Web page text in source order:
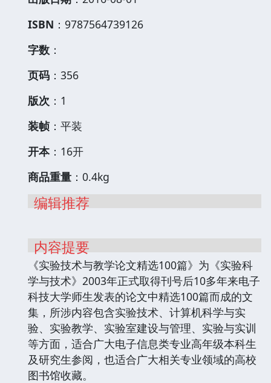
ISBN ：9787564739126
字数 ：
页码 ：356
版次 ：1
装帧 ：平装
开本：16开
商品重量 ：0.4kg
编辑推荐
内容提要
《实验技术与教学论文精选100篇》为《实验科
学与技术》2003年正式取得刊号后10多年来电子
科技大学师生发表的论文中精选100篇而成的文
集，所涉内容包含实验技术、计算机科学与实
验、实验教学、实验室建设与管理、实验与实训
等方面，适合广大电子信息类专业高年级本科生
及研究生参阅，也适合广大相关专业领域的高校
图书馆收藏。